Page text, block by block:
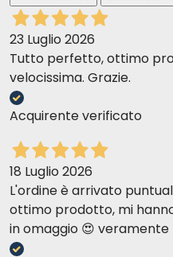
23 Luglio 2026
Tutto perfetto, ottimo
velocissima. Grazie.
Acquirente verificato
18 Luglio 2026
L'ordine è arrivato
ottimo prodotto, mi
in omaggio 😍 veramente